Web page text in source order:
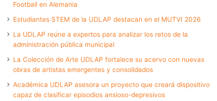
Football en Alemania
Estudiantes STEM de la UDLAP destacan en el MUTVI 2026
La UDLAP reúne a expertos para analizar los retos de la
administración pública municipal
La Colección de Arte UDLAP fortalece su acervo con nuevas
obras de artistas emergentes y consolidados
Académica UDLAP asesora un proyecto que creará dispositivo
capaz de clasificar episodios ansioso-depresivos